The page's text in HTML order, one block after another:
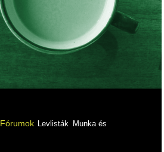
Fórumok Levlisták
Munka és